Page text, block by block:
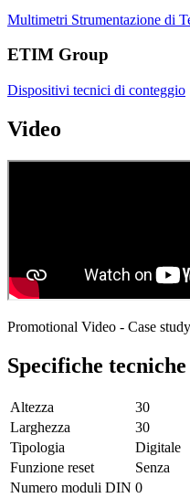
Multimetri Strumentazione di
ETIM Group
Dispositivi tecnici di conteggio
Video
Promotional Video - Case study
Specifiche tecniche
Altezza
30
Larghezza
30
Tipologia
Digitale
Funzione reset
Senza
Numero moduli DIN 0